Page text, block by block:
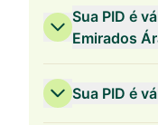
Sua PID é
Emirados
Sua PID é